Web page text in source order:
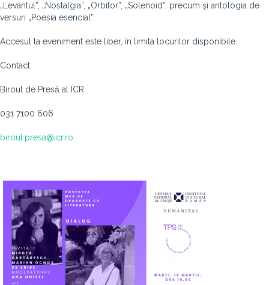
„Levantul”, „Nostalgia”, „Orbitor”, „Solenoid”, precum și antologia de
versuri „Poesía esencial”.
Accesul la eveniment este liber, în limita locurilor disponibile.
Contact:
Biroul de Presă al ICR
031 7100 606
biroul.presa@icr.ro